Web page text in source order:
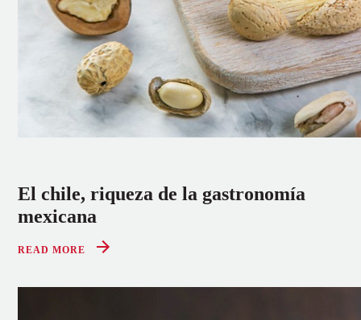
El chile, riqueza de la gastronomía
mexicana
READ MORE